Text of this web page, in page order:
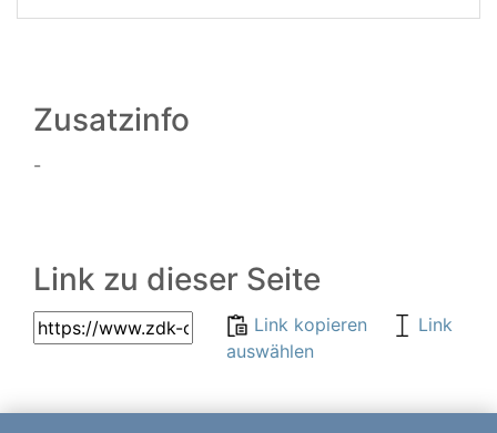
Zusatzinfo
-
Link zu dieser Seite
Link kopieren
Link
auswählen